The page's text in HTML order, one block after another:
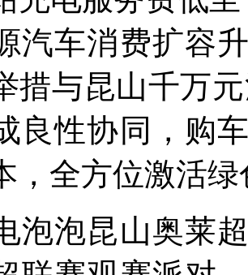
汽车消费扩容
措与昆山千万
良性协同，购
，全方位激活
泡泡昆山奥莱